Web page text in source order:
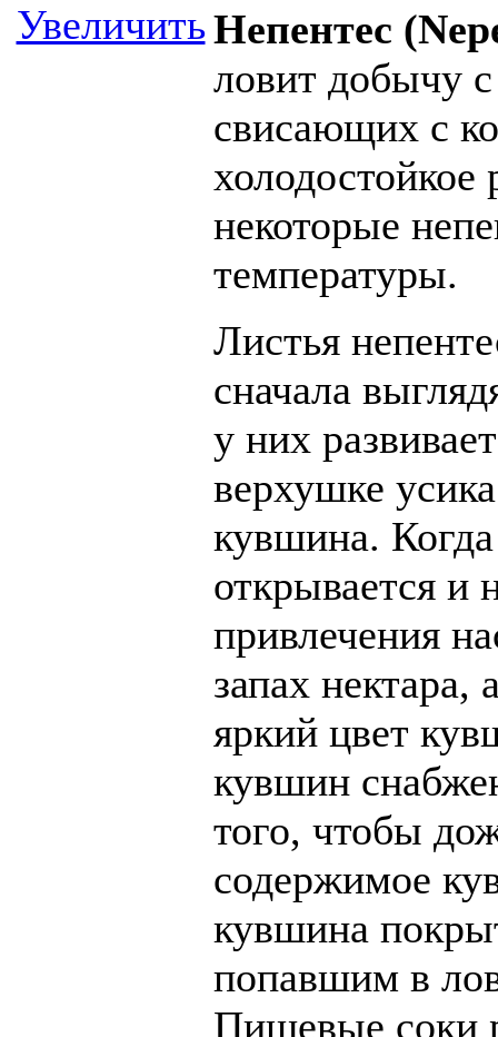
УвеличитьНепентес
ловит добычу
свисающих с
холодостойкое
некоторые
температуры.
Листья
сначала
у них
верхушке
кувшина.
открывается и
привлечения
запах нектара,
яркий цвет
кувшин
того, чтобы
содержимое
кувшина
попавшим в
Пищевые соки